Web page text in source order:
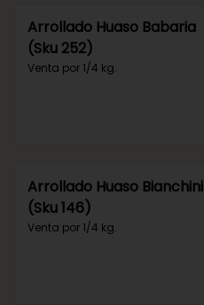
Arrollado Huaso Babaria
(Sku 252)
Venta por 1/4 kg.
Arrollado Huaso Bianchini
(Sku 146)
Venta por 1/4 kg.